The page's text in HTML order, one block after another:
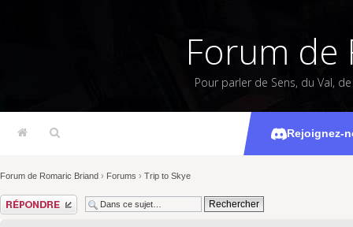
Forum de
Pour parler de Sens, du Val,
Rejoignez-
Des
Forum de Romaric Briand › Forums › Trip to Skye
Répondre